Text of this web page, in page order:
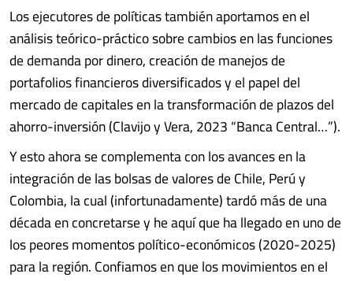
Los ejecutores de políticas también aportamos en el
análisis teórico-práctico sobre cambios en las funciones
de demanda por dinero, creación de manejos de
portafolios financieros diversificados y el papel del
mercado de capitales en la transformación de plazos del
ahorro-inversión (Clavijo y Vera, 2023 “Banca Central…”).
Y esto ahora se complementa con los avances en la
integración de las bolsas de valores de Chile, Perú y
Colombia, la cual (infortunadamente) tardó más de una
década en concretarse y he aquí que ha llegado en uno de
los peores momentos político-económicos (2020-2025)
para la región. Confiamos en que los movimientos en el